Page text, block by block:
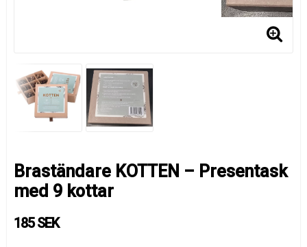
Braständare KOTTEN – Presentask
med 9 kottar
185 SEK